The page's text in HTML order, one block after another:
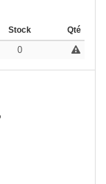
Stock Qté
0